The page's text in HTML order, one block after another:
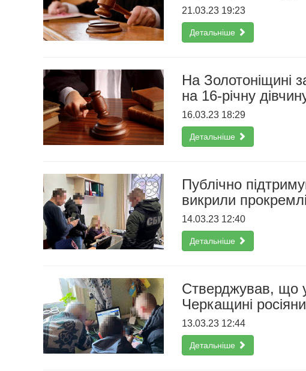
21.03.23 19:23
Детальніше
На Золотоніщині
на 16-річну
16.03.23 18:29
Детальніше
Публічно
викрили
14.03.23 12:40
Детальніше
Стверджував, що
Черкащині
13.03.23 12:44
Детальніше